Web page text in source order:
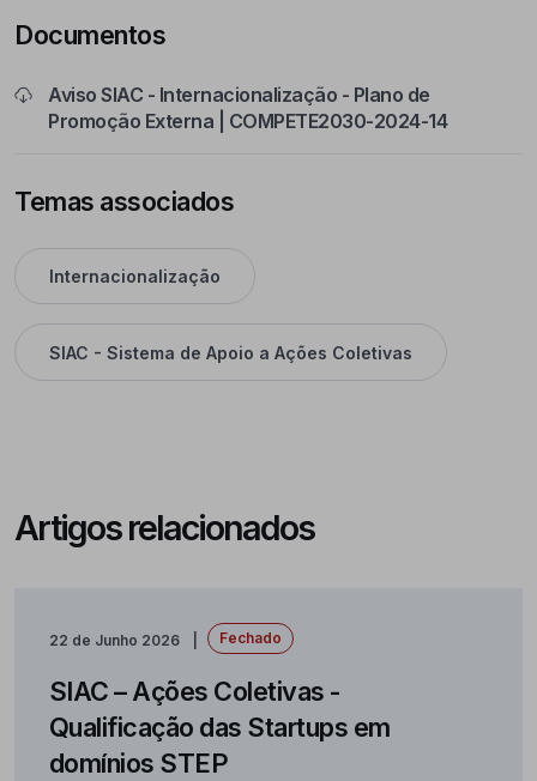
Documentos
Aviso SIAC - Internacionalização - Plano de
Promoção Externa | COMPETE2030-2024-14
Temas associados
Internacionalização
SIAC - Sistema de Apoio a Ações Coletivas
Artigos relacionados
22 de Junho 2026 Fechado
SIAC – Ações Coletivas -
Qualificação das Startups em
domínios STEP